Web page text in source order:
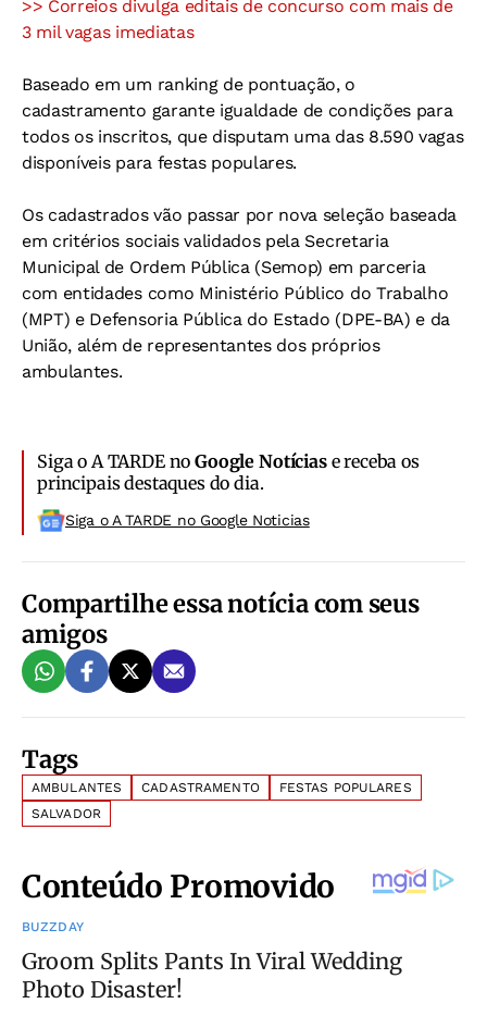
>> Correios divulga editais de concurso com mais de
3 mil vagas imediatas
Baseado em um ranking de pontuação, o
cadastramento garante igualdade de condições para
todos os inscritos, que disputam uma das 8.590 vagas
disponíveis para festas populares.
Os cadastrados vão passar por nova seleção baseada
em critérios sociais validados pela Secretaria
Municipal de Ordem Pública (Semop) em parceria
com entidades como Ministério Público do Trabalho
(MPT) e Defensoria Pública do Estado (DPE-BA) e da
União, além de representantes dos próprios
ambulantes.
Siga o A TARDE noGoogle Notíciase receba os
principais destaques do dia.
Siga o A TARDE no Google Noticias
Compartilhe essa notícia com seus
amigos
Tags
AMBULANTES CADASTRAMENTO
FESTAS POPULARES
SALVADOR